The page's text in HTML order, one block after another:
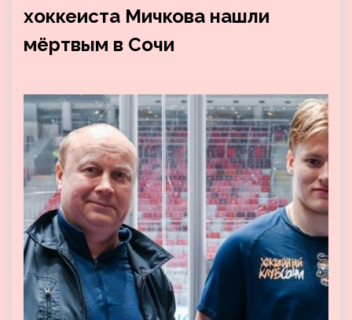
хоккеиста Мичкова нашли
мёртвым в Сочи